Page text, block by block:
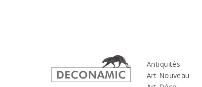
Antiquités
Art Nouveau